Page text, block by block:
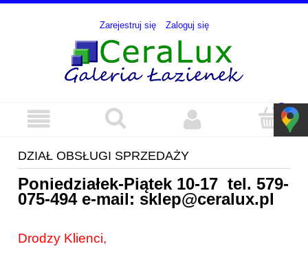
Zarejestruj się Zaloguj się
DZIAŁ OBSŁUGI SPRZEDAŻY
Poniedziałek-Piątek 10-17 tel. 579-
075-494e-mail: sklep@ceralux.pl
Drodzy Klienci,